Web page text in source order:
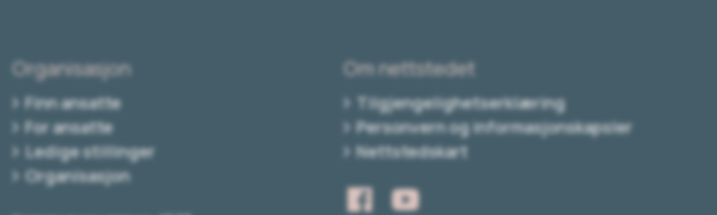
Organisasjon
Finn ansatte
For ansatte
Ledige stillinger
Organisasjon
Om nettstedet
Tilgjengelighetserklæring
Personvern og informasjonskapsler
Nettstedskart